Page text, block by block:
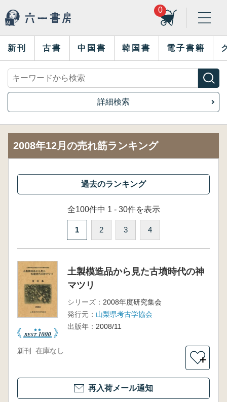
0
新刊 古書 中国書 韓国書 電子書籍
詳細検索
2008年12月の売れ筋ランキング
全100件中 1 - 30件を表示
1 2 3 4
土製模造品から見た古墳時代の神
マツリ
シリーズ： 2008年度研究集会
発行元： 山梨県考古学協会
出版年： 2008/11
新刊 在庫なし
＋
再入荷メール通知